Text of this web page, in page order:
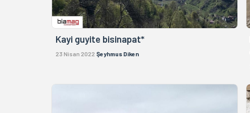
Kayi guyite bisinapat*
23 Nisan 2022 Şeyhmus Diken